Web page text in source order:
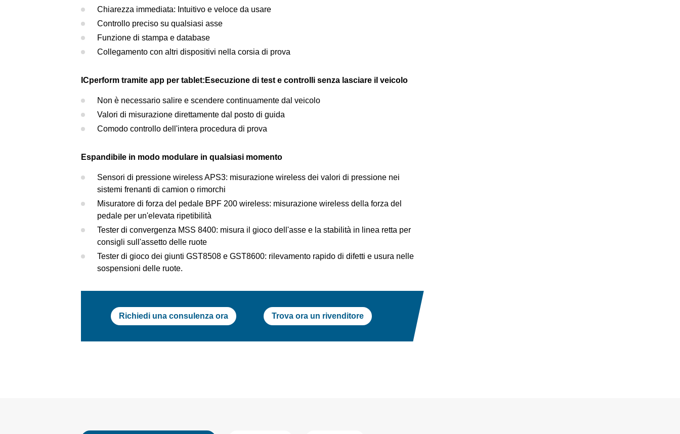
Chiarezza immediata: Intuitivo e veloce da usare
Controllo preciso su qualsiasi asse
Funzione di stampa e database
Collegamento con altri dispositivi nella corsia di prova
ICperform tramite app per tablet: Esecuzione di test e controlli senza lasciare il veicolo
Non è necessario salire e scendere continuamente dal veicolo
Valori di misurazione direttamente dal posto di guida
Comodo controllo dell'intera procedura di prova
Espandibile in modo modulare in qualsiasi momento
Sensori di pressione wireless APS3: misurazione wireless dei valori di pressione nei
sistemi frenanti di camion o rimorchi
Misuratore di forza del pedale BPF 200 wireless: misurazione wireless della forza del
pedale per un'elevata ripetibilità
Tester di convergenza MSS 8400: misura il gioco dell'asse e la stabilità in linea retta per
consigli sull'assetto delle ruote
Tester di gioco dei giunti GST8508 e GST8600: rilevamento rapido di difetti e usura nelle
sospensioni delle ruote.
Richiedi una consulenza ora Trova ora un rivenditore